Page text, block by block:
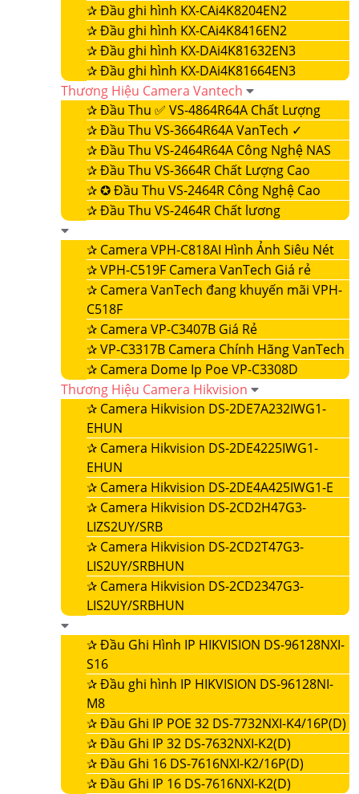
✰Đầu ghi hình KX-CAi4K8204EN2
✰Đầu ghi hình KX-CAi4K8416EN2
✰Đầu ghi hình KX-DAi4K81632EN3
✰Đầu ghi hình KX-DAi4K81664EN3
Thương Hiệu Camera Vantech
✰Đầu Thu ✅ VS-4864R64A Chất Lượng
✰Đầu Thu VS-3664R64A VanTech ✓
✰Đầu Thu VS-2464R64A Công Nghệ NAS
✰Đầu Thu VS-3664R Chất Lượng Cao
✰✪ Đầu Thu VS-2464R Công Nghệ Cao
✰Đầu Thu VS-2464R Chất lương
✰ Camera VPH-C818AI Hình Ảnh Siêu Nét
✰VPH-C519F Camera VanTech Giá rẻ
✰ Camera VanTech đang khuyến mãi VPH-
C518F
✰ Camera VP-C3407B Giá Rẻ
✰VP-C3317B Camera Chính Hãng VanTech
✰ Camera Dome Ip Poe VP-C3308D
Thương Hiệu Camera Hikvision
✰ Camera Hikvision DS-2DE7A232IWG1-
EHUN
✰ Camera Hikvision DS-2DE4225IWG1-
EHUN
✰ Camera Hikvision DS-2DE4A425IWG1-E
✰ Camera Hikvision DS-2CD2H47G3-
LIZS2UY/SRB
✰ Camera Hikvision DS-2CD2T47G3-
LIS2UY/SRBHUN
✰ Camera Hikvision DS-2CD2347G3-
LIS2UY/SRBHUN
✰Đầu Ghi Hình IP HIKVISION DS-96128NXI-
S16
✰Đầu ghi hình IP HIKVISION DS-96128NI-
M8
✰Đầu Ghi IP POE 32 DS-7732NXI-K4/16P(D)
✰Đầu Ghi IP 32 DS-7632NXI-K2(D)
✰Đầu Ghi 16 DS-7616NXI-K2/16P(D)
✰Đầu Ghi IP 16 DS-7616NXI-K2(D)